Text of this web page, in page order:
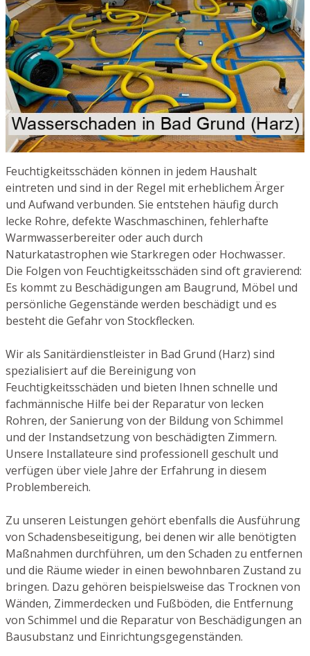
Feuchtigkeitsschäden können in jedem Haushalt
eintreten und sind in der Regel mit erheblichem Ärger
und Aufwand verbunden. Sie entstehen häufig durch
lecke Rohre, defekte Waschmaschinen, fehlerhafte
Warmwasserbereiter oder auch durch
Naturkatastrophen wie Starkregen oder Hochwasser.
Die Folgen von Feuchtigkeitsschäden sind oft gravierend:
Es kommt zu Beschädigungen am Baugrund, Möbel und
persönliche Gegenstände werden beschädigt und es
besteht die Gefahr von Stockflecken.
Wir als Sanitärdienstleister in Bad Grund (Harz) sind
spezialisiert auf die Bereinigung von
Feuchtigkeitsschäden und bieten Ihnen schnelle und
fachmännische Hilfe bei der Reparatur von lecken
Rohren, der Sanierung von der Bildung von Schimmel
und der Instandsetzung von beschädigten Zimmern.
Unsere Installateure sind professionell geschult und
verfügen über viele Jahre der Erfahrung in diesem
Problembereich.
Zu unseren Leistungen gehört ebenfalls die Ausführung
von Schadensbeseitigung, bei denen wir alle benötigten
Maßnahmen durchführen, um den Schaden zu entfernen
und die Räume wieder in einen bewohnbaren Zustand zu
bringen. Dazu gehören beispielsweise das Trocknen von
Wänden, Zimmerdecken und Fußböden, die Entfernung
von Schimmel und die Reparatur von Beschädigungen an
Bausubstanz und Einrichtungsgegenständen.